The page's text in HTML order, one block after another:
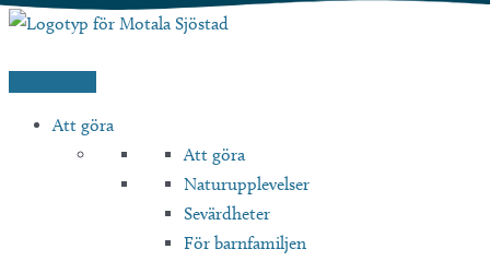
Hoppa
Att göra
Att göra
Naturupplevelser
Sevärdheter
För barnfamiljen